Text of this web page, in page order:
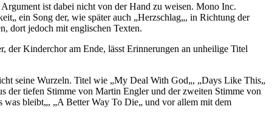
ist dabei nicht von der Hand zu weisen. Mono Inc.
ein Song der, wie später auch „Herzschlag„, in Richtung der
dort jedoch mit englischen Texten.
der Kinderchor am Ende, lässt Erinnerungen an unheilige Titel
seine Wurzeln. Titel wie „My Deal With God„, „Days Like This„
der tiefen Stimme von Martin Engler und der zweiten Stimme von
bleibt„, „A Better Way To Die„ und vor allem mit dem